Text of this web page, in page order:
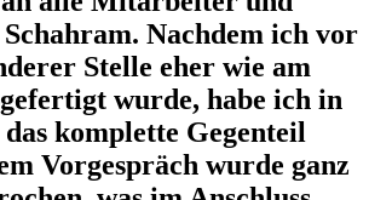
Schahram. Nachdem ich vor
Stelle eher wie am
wurde, habe ich in
komplette Gegenteil
Vorgespräch wurde ganz